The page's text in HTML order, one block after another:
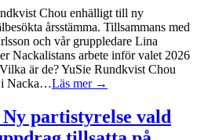
Chou enhälligt till ny
årsstämma. Tillsammans med
och vår gruppledare Lina
Nackalistans arbete inför valet 2026
är de? YuSie Rundkvist Chou
i Nacka…Läs mer →
Ny partistyrelse vald